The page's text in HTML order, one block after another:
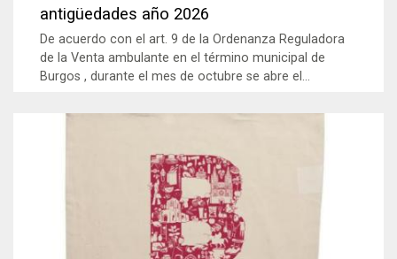
antigüedades año 2026
De acuerdo con el art. 9 de la Ordenanza Reguladora
de la Venta ambulante en el término municipal de
Burgos , durante el mes de octubre se abre el...